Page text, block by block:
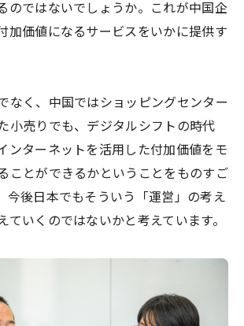
のではないでしょうか。これが中国企
加価値になるサービスをいかに提供す
なく、中国ではショッピングセンター
小売りでも、デジタルシフトの時代
ンターネットを活用した付加価値をモ
ことができるかということをものすご
今後日本でもそういう「運営」の考え
ていくのではないかと考えています。